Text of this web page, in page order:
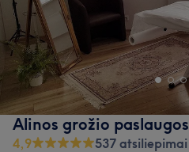
Alinos grožio paslaugos
4,9
537 atsiliepimai